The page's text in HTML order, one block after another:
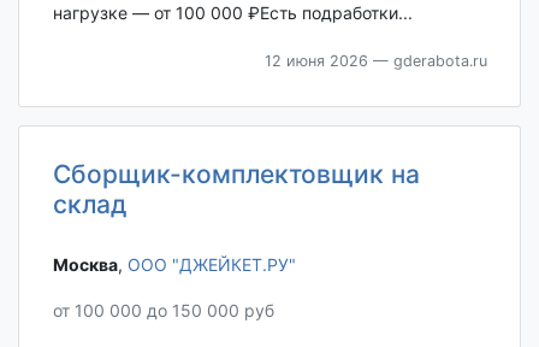
нагрузке — от 100 000 ₽Есть подработки...
12 июня 2026 — gderabota.ru
Сборщик-комплектовщик на
склад
Москва‎, ООО "ДЖЕЙКЕТ.РУ"
от 100 000 до 150 000 руб